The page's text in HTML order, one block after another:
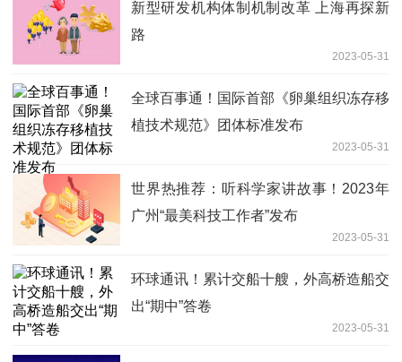
新型研发机构体制机制改革 上海再探新
路
2023-05-31
全球百事通！国际首部《卵巢组织冻存移
植技术规范》团体标准发布
2023-05-31
世界热推荐：听科学家讲故事！2023年
广州“最美科技工作者”发布
2023-05-31
环球通讯！累计交船十艘，外高桥造船交
出“期中”答卷
2023-05-31